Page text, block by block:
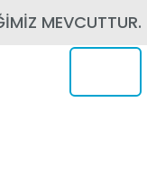
MEVCUTTUR.